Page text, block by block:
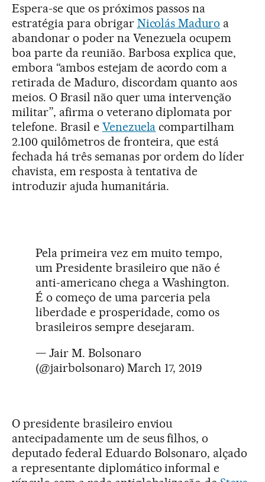
Espera-se que os próximos passos na
estratégia para obrigar Nicolás Maduro a
abandonar o poder na Venezuela ocupem
boa parte da reunião. Barbosa explica que,
embora “ambos estejam de acordo com a
retirada de Maduro, discordam quanto aos
meios. O Brasil não quer uma intervenção
militar”, afirma o veterano diplomata por
telefone. Brasil e Venezuela compartilham
2.100 quilômetros de fronteira, que está
fechada há três semanas por ordem do líder
chavista, em resposta à tentativa de
introduzir ajuda humanitária.
Pela primeira vez em muito tempo,
um Presidente brasileiro que não é
anti-americano chega a Washington.
É o começo de uma parceria pela
liberdade e prosperidade, como os
brasileiros sempre desejaram.
— Jair M. Bolsonaro
(@jairbolsonaro) March 17, 2019
O presidente brasileiro enviou
antecipadamente um de seus filhos, o
deputado federal Eduardo Bolsonaro, alçado
a representante diplomático informal e